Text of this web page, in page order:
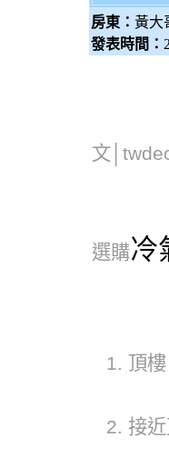
房東： 黃大
發表時間：
文
選購冷
頂
接